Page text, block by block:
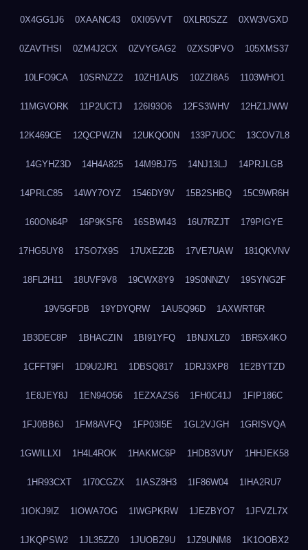
0X4GG1J6 0XAANC43 0XI05VVT 0XLR0SZZ 0XW3VGXD
0ZAVTHSI 0ZM4J2CX 0ZVYGAG2 0ZXS0PVO 105XMS37
10LFO9CA 10SRNZZ2 10ZH1AUS 10ZZI8A5 1103WHO1
11MGVORK 11P2UCTJ 126I93O6 12FS3WHV 12HZ1JWW
12K469CE 12QCPWZN 12UKQO0N 133P7UOC 13COV7L8
14GYHZ3D 14H4A825 14M9BJ75 14NJ13LJ 14PRJLGB
14PRLC85 14WY7OYZ 1546DY9V 15B2SHBQ 15C9WR6H
160ON64P 16P9KSF6 16SBWI43 16U7RZJT 179PIGYE
17HG5UY8 17SO7X9S 17UXEZ2B 17VE7UAW 181QKVNV
18FL2H11 18UVF9V8 19CWX8Y9 19S0NNZV 19SYNG2F
19V5GFDB 19YDYQRW 1AU5Q96D 1AXWRT6R
1B3DEC8P 1BHACZIN 1BI91YFQ 1BNJXLZ0 1BR5X4KO
1CFFT9FI 1D9U2JR1 1DBSQ817 1DRJ3XP8 1E2BYTZD
1E8JEY8J 1EN94O56 1EZXAZS6 1FH0C41J 1FIP186C
1FJ0BB6J 1FM8AVFQ 1FP03I5E 1GL2VJGH 1GRISVQA
1GWILLXI 1H4L4ROK 1HAKMC6P 1HDB3VUY 1HHJEK58
1HR93CXT 1I70CGZX 1IASZ8H3 1IF86W04 1IHA2RU7
1IOKJ9IZ 1IOWA7OG 1IWGPKRW 1JEZBYO7 1JFVZL7X
1JKQPSW2 1JL35ZZ0 1JUOBZ9U 1JZ9UNM8 1K1OOBX2